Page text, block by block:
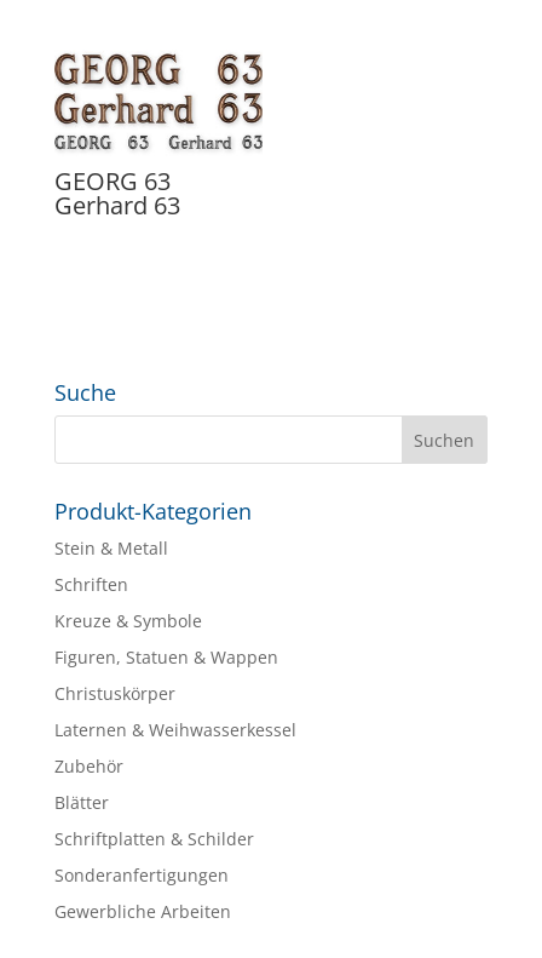
GEORG 63
Gerhard 63
Suche
Produkt-Kategorien
Stein & Metall
Schriften
Kreuze & Symbole
Figuren, Statuen & Wappen
Christuskörper
Laternen & Weihwasserkessel
Zubehör
Blätter
Schriftplatten & Schilder
Sonderanfertigungen
Gewerbliche Arbeiten